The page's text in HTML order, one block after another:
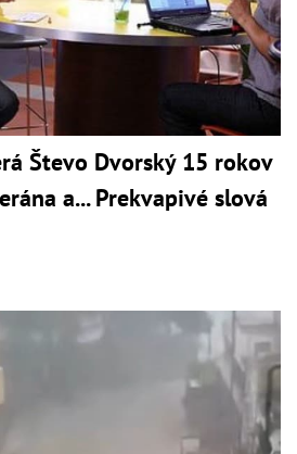
Števo Dvorský 15 rokov
a... Prekvapivé slová